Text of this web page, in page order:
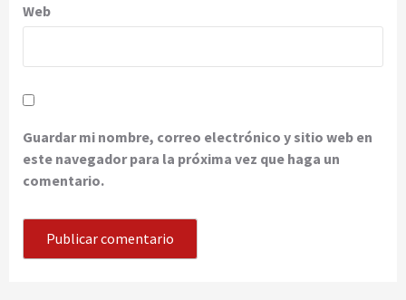
Web
Guardar mi nombre, correo electrónico y sitio web en
este navegador para la próxima vez que haga un
comentario.